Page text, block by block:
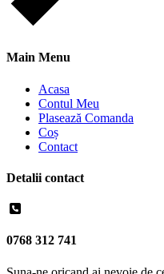
Main Menu
Acasa
Contul Meu
Plasează Comanda
Coș
Contact
Detalii contact
0768 312 741